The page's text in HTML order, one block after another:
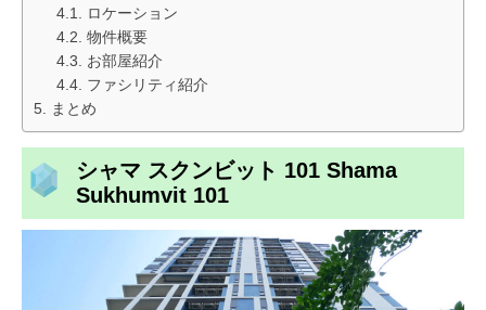
ロケーション
物件概要
お部屋紹介
ファシリティ紹介
まとめ
シャマ スクンビット 101 Shama
Sukhumvit 101